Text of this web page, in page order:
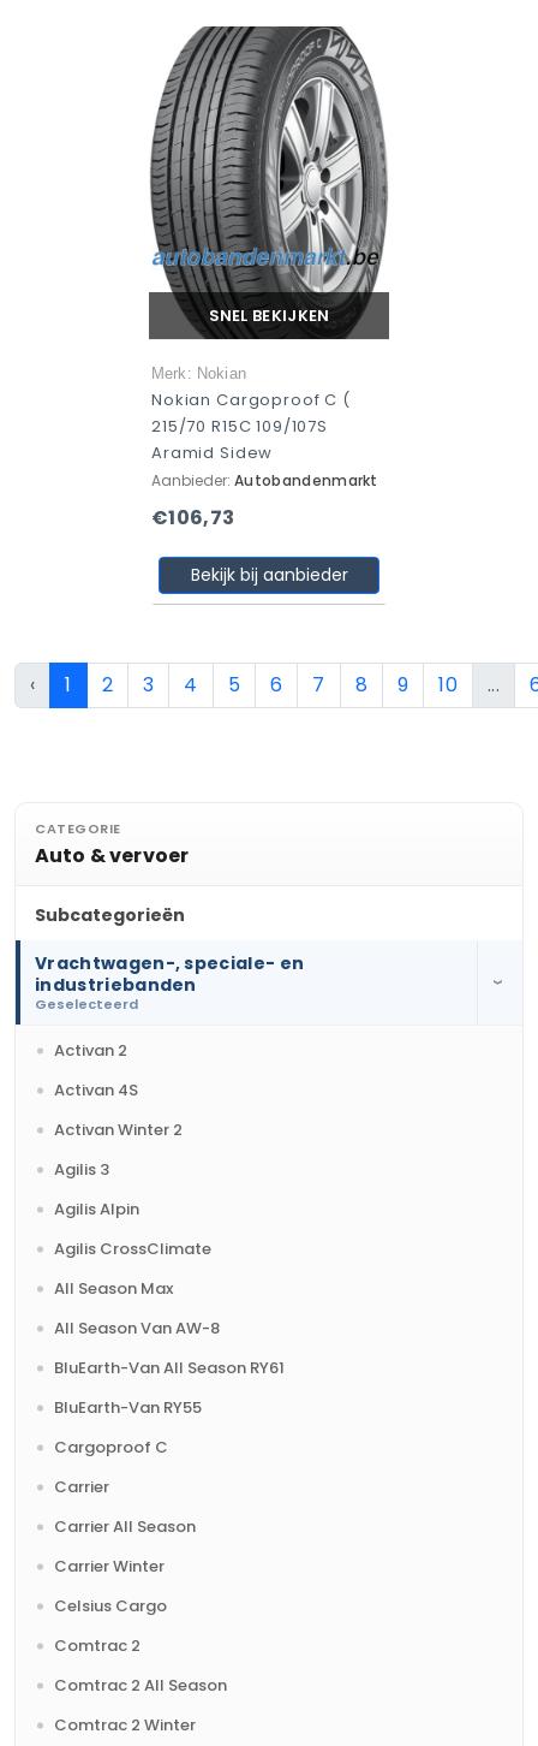
SNEL BEKIJKEN
Merk: Nokian
Nokian Cargoproof C (
215/70 R15C 109/107S
Aramid Sidew
Aanbieder: Autobandenmarkt
€106,73
Bekijk bij aanbieder
‹ 1 2 3 4 5 6 7 8 9 10 ...
CATEGORIE
Auto & vervoer
Subcategorieën
Vrachtwagen-, speciale- en
industriebanden
Geselecteerd
›
Activan 2
Activan 4S
Activan Winter 2
Agilis 3
Agilis Alpin
Agilis CrossClimate
All Season Max
All Season Van AW-8
BluEarth-Van All Season RY61
BluEarth-Van RY55
Cargoproof C
Carrier
Carrier All Season
Carrier Winter
Celsius Cargo
Comtrac 2
Comtrac 2 All Season
Comtrac 2 Winter